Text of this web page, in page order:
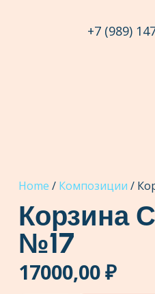
+7 (989)
Home / Композиции /
Корзина
№17
17000,00₽